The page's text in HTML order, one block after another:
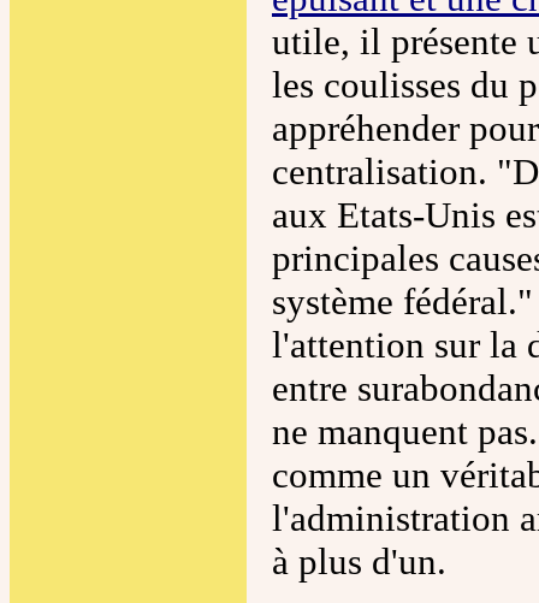
utile, il présente
les coulisses du
appréhender
centralisation.
aux Etats-Unis
principales
système
l'attention sur la
entre
ne manquent
comme un
l'administration
à plus d'un.